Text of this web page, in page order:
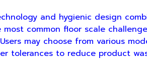
and hygienic design
common floor scale
may choose from various
tolerances to reduce product